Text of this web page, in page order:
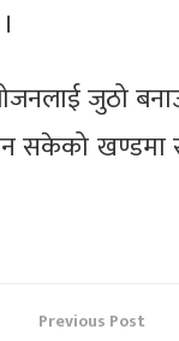
जुठो
सकेको
Previous Post